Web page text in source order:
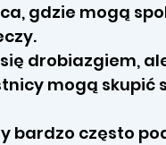
gdzie mogą
drobiazgiem,
mogą skupić
bardzo często